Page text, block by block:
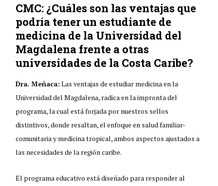
CMC: ¿Cuáles son las ventajas que
podría tener un estudiante de
medicina de la Universidad del
Magdalena frente a otras
universidades de la Costa Caribe?
Dra. Meñaca: Las ventajas de estudiar medicina en la
Universidad del Magdalena, radica en la impronta del
programa, la cual está forjada por nuestros sellos
distintivos, donde resaltan, el enfoque en salud familiar-
comunitaria y medicina tropical, ambos aspectos ajustados a
las necesidades de la región caribe.
El programa educativo está diseñado para responder al